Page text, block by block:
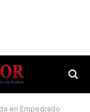
en Empedrado